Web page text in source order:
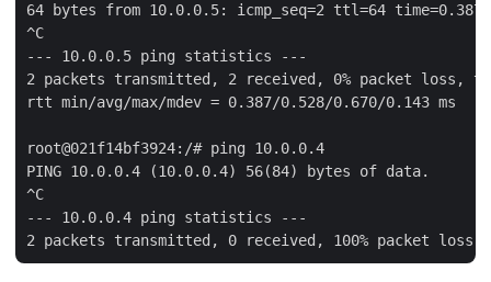
64 bytes from 10.0.0.5: icmp_seq=2 ttl=64 time=0.387
^C
--- 10.0.0.5 ping statistics ---
2 packets transmitted, 2 received, 0% packet loss,
rtt min/avg/max/mdev = 0.387/0.528/0.670/0.143 ms
root@021f14bf3924:/# ping 10.0.0.4
PING 10.0.0.4 (10.0.0.4) 56(84) bytes of data.
^C
--- 10.0.0.4 ping statistics ---